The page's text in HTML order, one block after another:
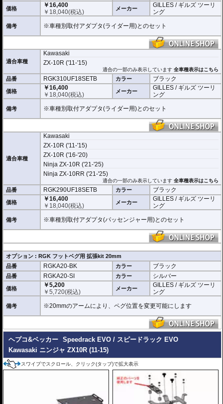
価格
￥16,400
￥ 18,040(税込) メーカー
GILLES / ギルズ ツーリ
ング
備考 ※車種別取付アダプタ(ライダー用)とのセット
適合車種
Kawasaki
ZX-10R ('11-'15)
適合の一部のみ表示しています全車種表示はこちら
品番 RGK310UF18SETB カラー ブラック
価格
￥16,400
￥ 18,040(税込) メーカー
GILLES / ギルズ ツーリ
ング
備考 ※車種別取付アダプタ(ライダー用)とのセット
適合車種
Kawasaki
ZX-10R ('11-'15)
ZX-10R ('16-'20)
Ninja ZX-10R ('21-'25)
Ninja ZX-10RR ('21-'25)
適合の一部のみ表示しています全車種表示はこちら
品番 RGK290UF18SETB カラー ブラック
価格
￥16,400
￥ 18,040(税込) メーカー
GILLES / ギルズ ツーリ
ング
備考 ※車種別取付アダプタ(パッセンジャー用)とのセット
オプション : RGK フットベグ用 拡張kit 20mm
品番
RGKA20-BK カラー ブラック
品番 RGKA20-SI カラー シルバー
価格
￥5,200
￥5,720(税込) メーカー
GILLES / ギルズ ツーリ
ング
備考 ※20mmのアームにより、ペグ位置を変更可能にします
ヘプコ&ベッカー
Speedrack EVO / スピードラック EVO
Kawasaki ニンジャ ZX10R (11-15)
スワイプでスクロール、クリック(タップ)で拡大表示